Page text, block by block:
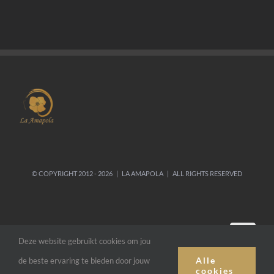
© COPYRIGHT 2012 - 2026 | LA AMAPOLA | ALL RIGHTS RESERVED
Deze website gebruikt cookies om jou
de beste ervaring te bieden door jouw
Alle
cookies